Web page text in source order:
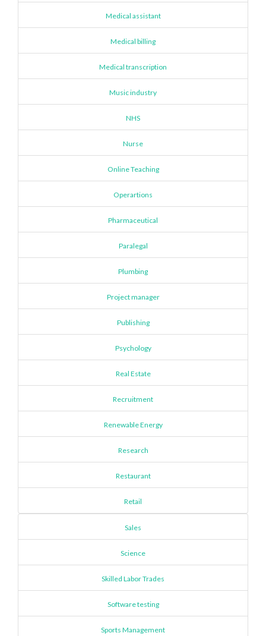
Medical assistant
Medical billing
Medical transcription
Music industry
NHS
Nurse
Online Teaching
Operartions
Pharmaceutical
Paralegal
Plumbing
Project manager
Publishing
Psychology
Real Estate
Recruitment
Renewable Energy
Research
Restaurant
Retail
Sales
Science
Skilled Labor Trades
Software testing
Sports Management